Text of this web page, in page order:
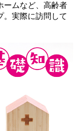
ームなど、高齢者
。実際に訪問して